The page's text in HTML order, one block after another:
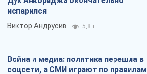
испарился
Виктор Андрусив 5,8 т.
Война и медиа: политика перешла в
соцсети, а СМИ играют по правилам